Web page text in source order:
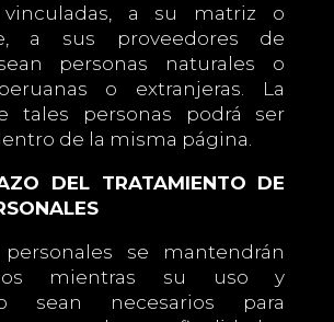
vinculadas, a su matriz o
a sus proveedores de
personas naturales o
o extranjeras. La
tales personas podrá ser
de la misma página.
DEL TRATAMIENTO DE
se mantendrán
mientras su uso y
sean necesarios para